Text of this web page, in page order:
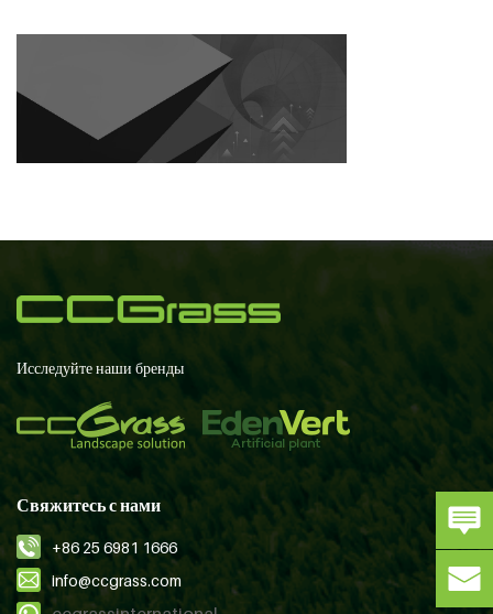
Исследуйте наши бренды
Свяжитесь с нами
+86 25 6981 1666
info@ccgrass.com